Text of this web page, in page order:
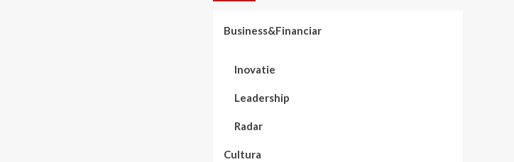
Business&Financiar
Inovatie
Leadership
Radar
Cultura